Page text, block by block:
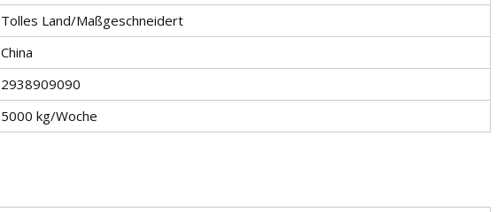
Tolles Land/Maßgeschneidert
China
2938909090
5000 kg/Woche